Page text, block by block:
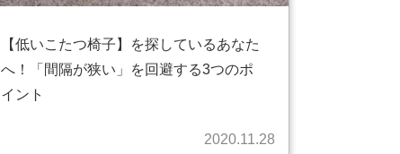
【低いこたつ椅子】を探しているあなた
へ！「間隔が狭い」を回避する3つのポ
イント
2020.11.28